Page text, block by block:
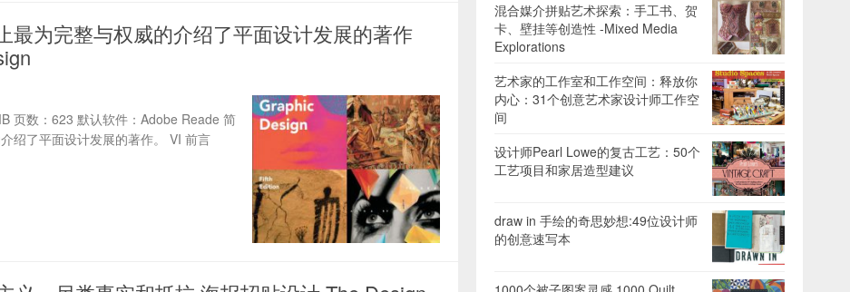
最为完整与权威的介绍了平面设计发展的著作
页数：623 默认软件：Adobe Reade 简
绍了平面设计发展的著作。 VI 前言
混合媒介拼贴艺术探索：手工书、贺
卡、壁挂等创造性 -Mixed Media
Explorations
艺术家的工作室和工作空间：释放你
内心：31个创意艺术家设计师工作空
间
设计师Pearl Lowe的复古工艺：50个
工艺项目和家居造型建议
draw in 手绘的奇思妙想:49位设计师
的创意速写本